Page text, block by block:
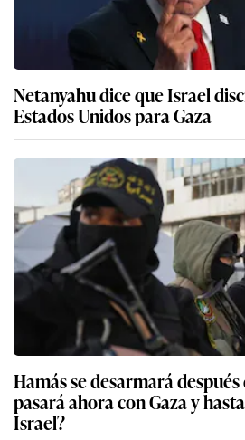
Netanyahu dice que Israel
Estados Unidos para Gaza
Hamás se desarmará
pasará ahora con Gaza y
Israel?